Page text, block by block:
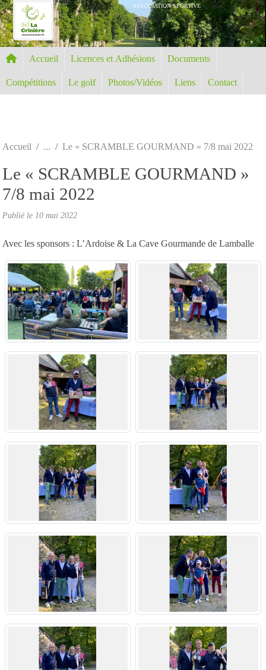
ASSOCIATION SPORTIVE
Accueil Licences et Adhésions Documents
Compétitions Le golf Photos/Vidéos Liens Contact
Accueil Le « SCRAMBLE GOURMAND » 7/8 mai 2022
Le « SCRAMBLE GOURMAND »
7/8 mai 2022
Publié le 10 mai 2022
Avec les sponsors : L’Ardoise & La Cave Gourmande de Lamballe
Panneau de gestion des cookies